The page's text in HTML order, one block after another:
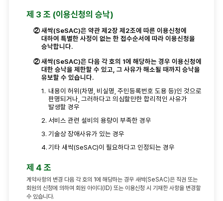
제 3 조 (이용신청의 승낙)
② 새싹(SeSAC)은 약관 제2장 제2조에 따른 이용신청에
대하여 특별한 사정이 없는 한 접수순서에 따라 이용신청을
승낙합니다.
② 새싹(SeSAC)은 다음 각 호의 1에 해당하는 경우 이용신청에
대한 승낙을 제한할 수 있고, 그 사유가 해소될 때까지 승낙을
유보할 수 있습니다.
1. 내용이 허위(차명, 비실명, 주민등록번호 도용 등)인 것으로
판명되거나, 그러하다고 의심할만한 합리적인 사유가
발생할 경우
2. 서비스 관련 설비의 용량이 부족한 경우
3. 기술상 장애사유가 있는 경우
4.기타 새싹(SeSAC)이 필요하다고 인정되는 경우
제 4 조
계약사항의 변경 다음 각 호의 1에 해당하는 경우 새싹(SeSAC)은 직권 또는
회원의 신청에 의하여 회원 아이디(ID) 또는 이용신청 시 기재한 사항을 변경할
수 있습니다.